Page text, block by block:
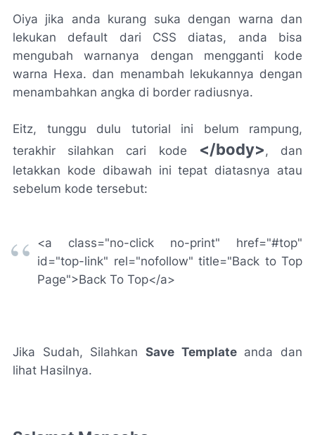
Oiya jika anda kurang suka dengan warna dan
lekukan default dari CSS diatas, anda bisa
mengubah warnanya dengan mengganti kode
warna Hexa. dan menambah lekukannya dengan
menambahkan angka di border radiusnya.
Eitz, tunggu dulu tutorial ini belum rampung,
terakhir silahkan cari kode
</body>, dan
letakkan kode dibawah ini tepat diatasnya atau
sebelum kode tersebut:
<a class="no-click no-print" href="#top"
id="top-link" rel="nofollow" title="Back to Top
Page">Back To Top</a>
Jika Sudah, Silahkan Save Templateanda dan
lihat Hasilnya.